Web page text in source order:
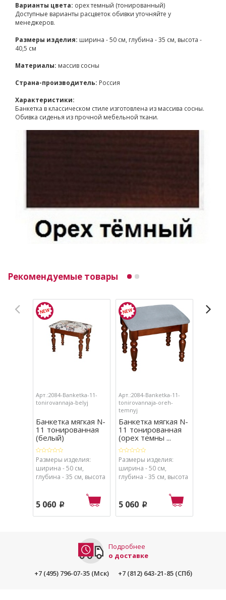
Варианты цвета: орех темный (тонированный)
Доступные варианты расцветок обивки уточняйте у
менеджеров.
Размеры изделия: ширина - 50 см, глубина - 35 см, высота -
40,5 см
Материалы: массив сосны
Страна-производитель: Россия
Характеристики:
Банкетка в классическом стиле изготовлена из массива сосны.
Обивка сиденья из прочной мебельной ткани.
Рекомендуемые товары
Арт.:2084-Banketka-11-
tonirovannaja-belyj
Банкетка мягкая N-
11 тонированная
(белый)
Размеры изделия:
ширина - 50 см,
глубина - 35 см, высота
5 060 p
Арт.:2084-Banketka-11-
tonirovannaja-oreh-
temnyj
Банкетка мягкая N-
11 тонированная
(орех темны ...
Размеры изделия:
ширина - 50 см,
глубина - 35 см, высота
5 060 p
Подробнее
о доставке
+7 (495) 796-07-35 (Мск)
+7 (812) 643-21-85 (СПб)